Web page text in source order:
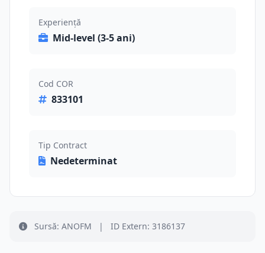
Experiență
Mid-level (3-5 ani)
Cod COR
833101
Tip Contract
Nedeterminat
Sursă: ANOFM | ID Extern: 3186137